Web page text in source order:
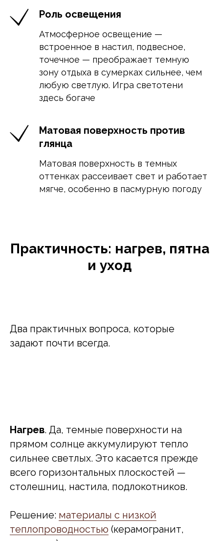
Роль освещения
Атмосферное освещение —
встроенное в настил, подвесное,
точечное — преображает темную
зону отдыха в сумерках сильнее, чем
любую светлую. Игра светотени
здесь богаче
Матовая поверхность против
глянца
Матовая поверхность в темных
оттенках рассеивает свет и работает
мягче, особенно в пасмурную погоду
Практичность: нагрев, пятна
и уход
Два практичных вопроса, которые
задают почти всегда.
Нагрев. Да, темные поверхности на
прямом солнце аккумулируют тепло
сильнее светлых. Это касается прежде
всего горизонтальных плоскостей —
столешниц, настила, подлокотников.
Решение: материалы с низкой
теплопроводностью (керамогранит,